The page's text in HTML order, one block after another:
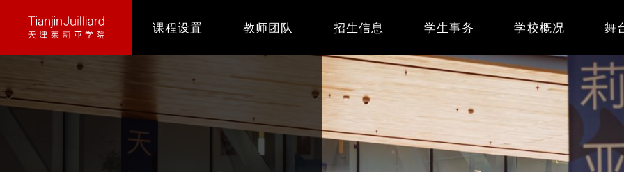
内
navigation
课程设置 教师团队 招生信息 学生事务 学校概况 舞